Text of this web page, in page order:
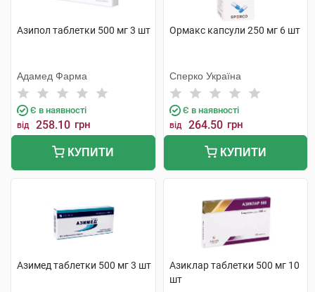
Азипол таблетки 500 мг 3 шт
Адамед Фарма
Є в наявності
від 258.10 грн
КУПИТИ
Ормакс капсули 250 мг 6 шт
Сперко Україна
Є в наявності
від 264.50 грн
КУПИТИ
Азимед таблетки 500 мг 3 шт
Азиклар таблетки 500 мг 10
шт